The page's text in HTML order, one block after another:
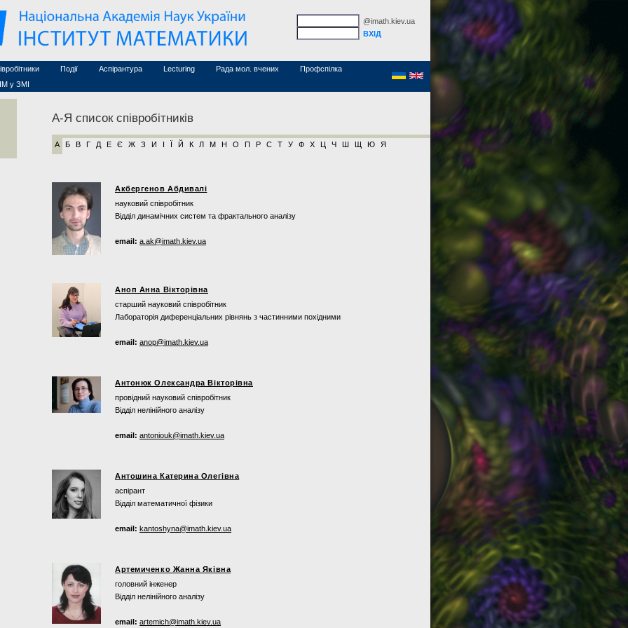
@imath.kiev.ua
дослідники
персонал
Події
Конференції (архів)
Курси з математики
Аспірантура Lecturing Рада мол. вчених
Профспілка
ІМ у ЗМІ
А-Я список співробітників
А Б В Г Д Е Є Ж З И Й К Л М Н О П Р С Т У Ф Х Ч Ю Я
Акбергенов Абдивалі
науковий співробітник
Відділ динамічних систем та фрактального аналізу
email: a.ak@imath.kiev.ua
Аноп Анна Вікторівна
старший науковий співробітник
Лабораторія диференціальних рівнянь з частинними похідними
email: anop@imath.kiev.ua
Антонюк Олександра Вікторівна
провідний науковий співробітник
Відділ нелінійного аналізу
email: antoniouk@imath.kiev.ua
Антошина Катерина Олегівна
аспірант
Відділ математичної фізики
email: kantoshyna@imath.kiev.ua
Артемиченко Жанна Яківна
головний інженер
Відділ нелінійного аналізу
email: artemich@imath.kiev.ua